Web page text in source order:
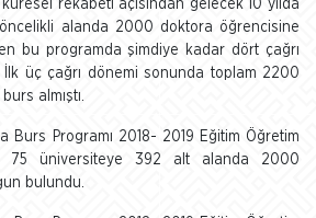
rekabeti açısından gelecek 10 yılda
alanda 2000 doktora öğrencisine
bu programda şimdiye kadar dört çağrı
İlk üç çağrı dönemi sonunda toplam 2200
almıştı.
Burs Programı 2018- 2019 Eğitim Öğretim
75 üniversiteye 392 alt alanda 2000
bulundu.